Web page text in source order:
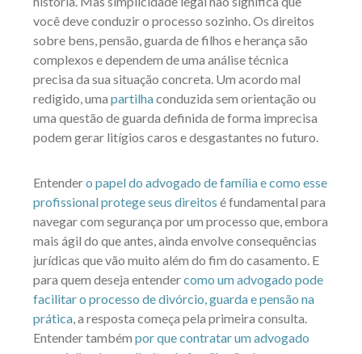
você deve conduzir o processo sozinho. Os direitos
sobre bens, pensão, guarda de filhos e herança são
complexos e dependem de uma análise técnica
precisa da sua situação concreta. Um acordo mal
redigido, uma partilhaconduzida sem orientação ou
uma questão de guarda definida de forma imprecisa
podem gerar litígios caros e desgastantes no futuro.
Entendero papel do advogado de família e como esse
profissional protege seus direitos é fundamental para
navegar com segurança por um processo que, embora
mais ágil do que antes, ainda envolve consequências
jurídicas que vão muito além do fim do casamento. E
para quem deseja entendercomo um advogado pode
facilitar o processo de divórcio, guarda e pensão na
prática, a resposta começa pela primeira consulta.
Entender também por que contratar um advogado